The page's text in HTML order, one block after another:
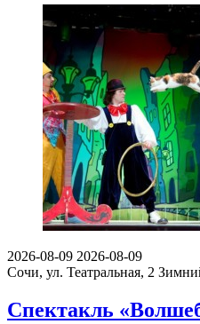
2026-08-09 2026-08-09
Сочи, ул. Театральная, 2
Спектакль